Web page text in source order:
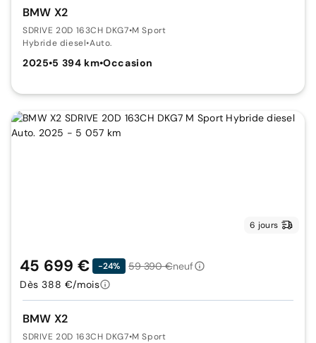
BMW X2
SDRIVE 20D 163CH DKG7•M Sport
Hybride diesel•Auto.
2025•5 394 km•Occasion
6 jours
BMW X2
SDRIVE 20D 163CH DKG7•M Sport
45 699 € -24% 59 390 €neuf
Dès 388 €/mois